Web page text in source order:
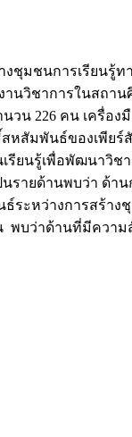
นการเรียนรู้ทาง
นวิชาการในสถ
วน 226 คน เครื่
หสัมพันธ์ของเพี
รียนรู้เพื่อพัฒนาวิ
ายด้านพบว่า ด้า
ะหว่างการสร้า
พบว่าด้านที่มีคว